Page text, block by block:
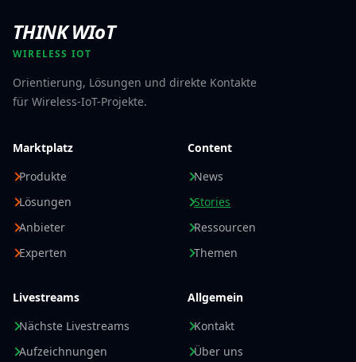
THINK WIoT
WIRELESS IOT
Orientierung, Lösungen und direkte Kontakte
für Wireless-IoT-Projekte.
Marktplatz
Produkte
Lösungen
Anbieter
Experten
Content
News
Stories
Ressourcen
Themen
Livestreams
Nächste Livestreams
Aufzeichnungen
Allgemein
Kontakt
Über uns